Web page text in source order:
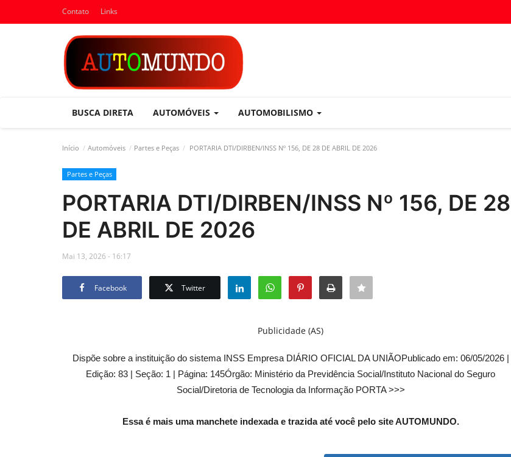
Contato Links
BUSCA DIRETA AUTOMÓVEIS AUTOMOBILISMO
Início Automóveis Partes e Peças PORTARIA DTI/DIRBEN/INSS Nº 156, DE 28 DE ABRIL DE 2026
Partes e Peças
PORTARIA DTI/DIRBEN/INSS Nº 156, DE 28
DE ABRIL DE 2026
Mai 13, 2026 - 16:17
Facebook Twitter
Publicidade (AS)
Dispõe sobre a instituição do sistema INSS Empresa DIÁRIO OFICIAL DA UNIÃOPublicado em: 06/05/2026 |
Edição: 83 | Seção: 1 | Página: 145Órgão: Ministério da Previdência Social/Instituto Nacional do Seguro
Social/Diretoria de Tecnologia da Informação PORTA >>>
Essa é mais uma manchete indexada e trazida até você pelo site AUTOMUNDO.